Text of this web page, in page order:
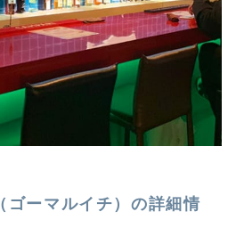
ーマルイチ）の詳細情